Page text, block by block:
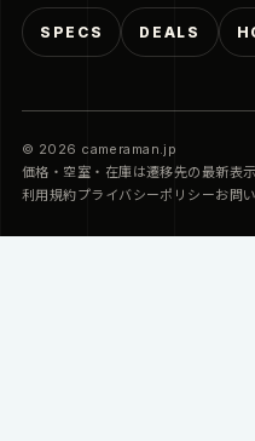
SPECS DEALS
© 2026 cameraman.jp
価格・空室・在庫は遷移先の最新表
利用規約プライバシーポリシーお問